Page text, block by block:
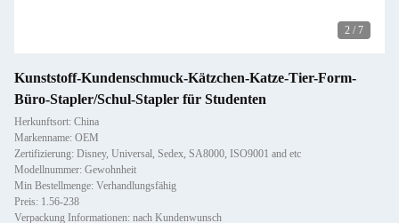
2 / 7
Kunststoff-Kundenschmuck-Kätzchen-Katze-Tier-Form-
Büro-Stapler/Schul-Stapler für Studenten
Herkunftsort: China
Markenname: OEM
Zertifizierung: Disney, Universal, Sedex, SA8000, ISO9001 and etc
Modellnummer: Gewohnheit
Min Bestellmenge: Verhandlungsfähig
Preis: 1.56-238
Verpackung Informationen: nach Kundenwunsch